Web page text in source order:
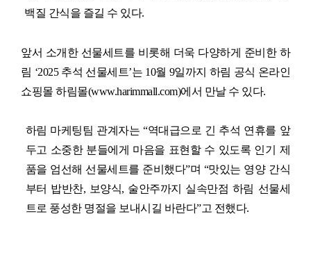
백질 간식을 즐길 수 있다.
앞서 소개한 선물세트를 비롯해 더욱 다양하게 준비한 하
림 ‘2025 추석 선물세트’는 10월 9일까지 하림 공식 온라인
쇼핑몰 하림몰(www.harimmall.com)에서 만날 수 있다.
하림 마케팅팀 관계자는“역대급으로 긴 추석 연휴를 앞
두고 소중한 분들에게 마음을 표현할 수 있도록 인기 제
품을 엄선해 선물세트를 준비했다”며 “맛있는 영양 간식
부터 밥반찬, 보양식, 술안주까지 실속만점 하림 선물세
트로 풍성한 명절을 보내시길 바란다”고 전했다.